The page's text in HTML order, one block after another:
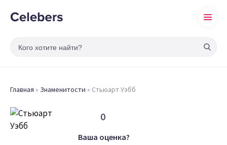
Главная » Знаменитости » Стьюарт Уэбб
0
Ваша оценка?